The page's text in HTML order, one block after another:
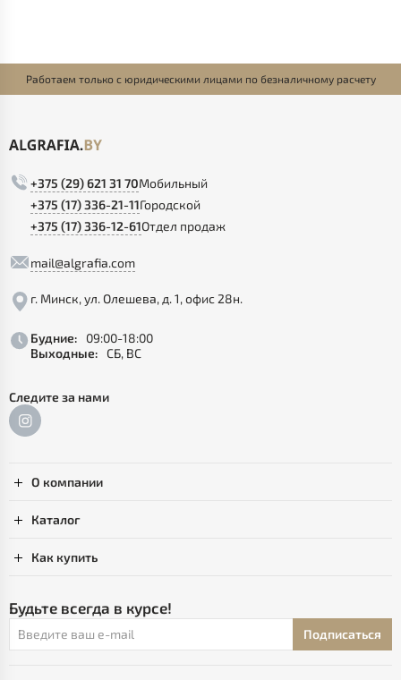
Работаем только с юридическими лицами по безналичному расчету
+375 (29) 621 31 70Мобильный
+375 (17) 336-21-11Городской
+375 (17) 336-12-61Отдел продаж
mail@algrafia.com
г. Минск, ул. Олешева, д. 1, офис 28н.
Будние:
09:00-18:00
Выходные: СБ, ВС
Следите за нами
О компании
Каталог
Как купить
Будьте всегда в курсе!
Подписаться